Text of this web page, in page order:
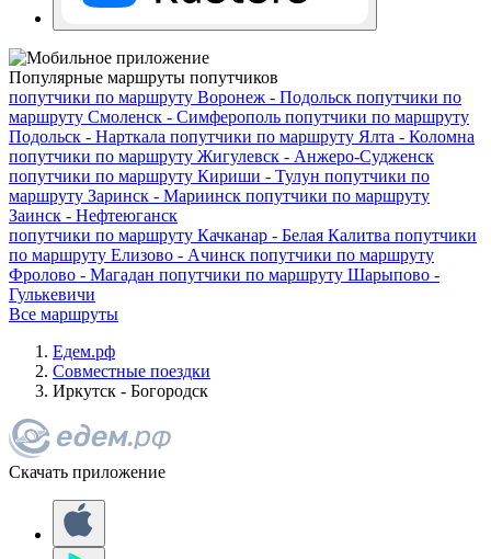
Популярные маршруты попутчиков
попутчики по маршруту Воронеж - Подольск попутчики по
маршруту Смоленск - Симферополь попутчики по маршруту
Подольск - Нарткала попутчики по маршруту Ялта - Коломна
попутчики по маршруту Жигулевск - Анжеро-Судженск
попутчики по маршруту Кириши - Тулун попутчики по
маршруту Заринск - Мариинск попутчики по маршруту
Заинск - Нефтеюганск
попутчики по маршруту Качканар - Белая Калитва попутчики
по маршруту Елизово - Ачинск попутчики по маршруту
Фролово - Магадан попутчики по маршруту Шарыпово -
Гулькевичи
Все маршруты
Едем.рф
Совместные поездки
Иркутск - Богородск
Скачать приложение